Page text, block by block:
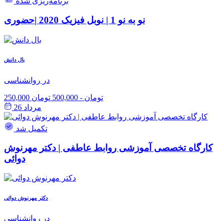
نو به نو 1 | نوبل فیزیک 2020 |حضوری
بال دانش
در روانشناسی
250,000 تومان - 500,000 تومان
مرداد 26
تکمیل شد
کارگاه تخصصی آموزشی روابط عاطفی | دکتر مهرنوش
دوائی
دکتر مهرنوش دوائی
در روانشناسی